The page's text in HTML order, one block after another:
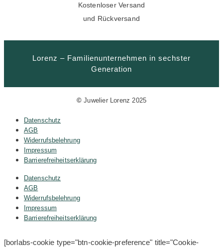
Kostenloser Versand
und Rückversand
Lorenz – Familienunternehmen in sechster
Generation
© Juwelier Lorenz 2025
Datenschutz
AGB
Widerrufsbelehrung
Impressum
Barrierefreiheitserklärung
Datenschutz
AGB
Widerrufsbelehrung
Impressum
Barrierefreiheitserklärung
[borlabs-cookie type="btn-cookie-preference" title="Cookie-